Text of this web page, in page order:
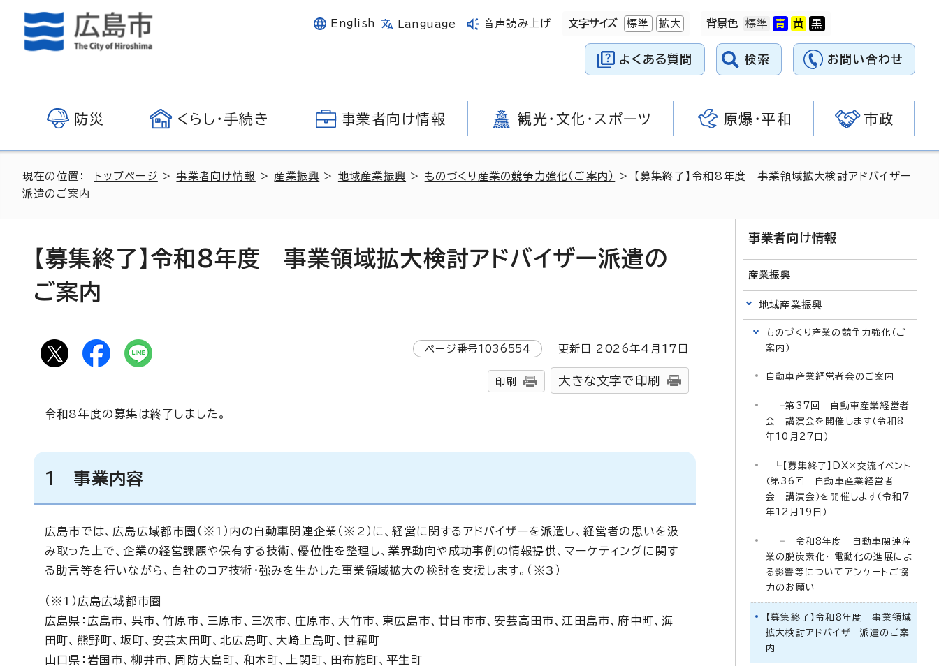
English Language 音声読み上げ 文字サイズ 標準 拡大 背景色
よくある質問 検索 お問い合わせ
防災 くらし・手続き 事業者向け情報 観光・文化・スポーツ 原爆・平和 市政
現在の位置： トップページ >事業者向け情報 > 産業振興 > 地域産業振興 > ものづくり産業の競争力強化（ご案内）
> 【募集終了】令和8年度 事業領域拡大検討アドバイザー
派遣のご案内
【募集終了】令和8年度 事業領域拡大検討アドバイザー派遣の
ご案内
ページ番号1036554 更新日 2026年4月 17 日
印刷 大きな文字で印刷
令和8年度の募集は終了しました。
1 事業内容
広島市では、広島広域都市圏（※1）内の自動車関連企業（※2）に、経営に関するアドバイザーを派遣し、経営者の思いを汲
み取った上で、企業の経営課題や保有する技術、優位性を整理し、業界動向や成功事例の情報提供、マーケティングに関す
る助言等を行いながら、自社のコア技術・強みを生かした事業領域拡大の検討を支援します。（※3）
（※1）広島広域都市圏
広島県：広島市、呉市、竹原市、三原市、三次市、庄原市、大竹市、東広島市、廿日市市、安芸高田市、江田島市、府中町、海
田町、熊野町、坂町、安芸太田町、北広島町、大崎上島町、世羅町
山口県：岩国市、柳井市、周防大島町、和木町、上関町、田布施町、平生町
事業者向け情報
産業振興
地域産業振興
ものづくり産業の競争力強化（ご
案内）
自動車産業経営者会のご案内
└第37回 自動車産業経営者
会 講演会を開催します（令和8
年10月27日）
└【募集終了】DX×交流イベント
（第36回 自動車産業経営者
会 講演会）を開催します（令和7
年12月19日）
└ 令和8年度 自動車関連産
業の脱炭素化・ 電動化の進展によ
る影響等についてアンケートご協
力のお願い
【募集終了】令和8年度 事業領域
拡大検討アドバイザー派遣のご案
内